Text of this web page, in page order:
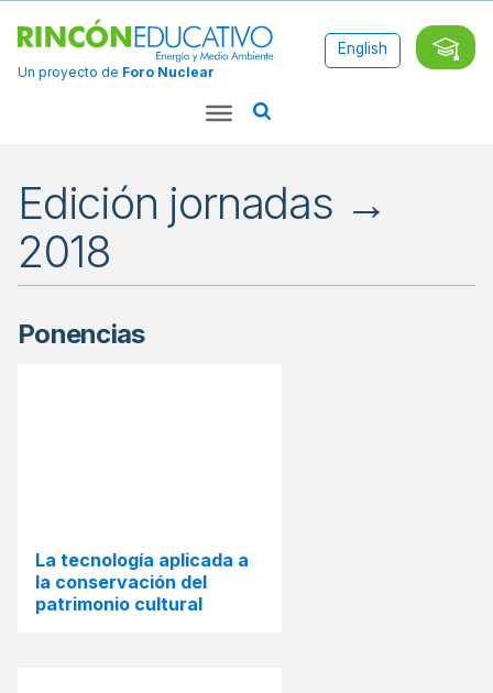
Un proyecto de Foro Nuclear
English
Edición jornadas →
2018
Ponencias
La tecnología aplicada a
la conservación del
patrimonio cultural